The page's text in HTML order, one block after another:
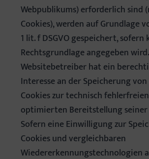
Webpublikums) erforderlich sind
Cookies), werden auf Grundlage
1 lit. f DSGVO gespeichert, sofern
Rechtsgrundlage angegeben
Websitebetreiber hat ein
Interesse an der Speicherung
Cookies zur technisch
optimierten Bereitstellung seiner
Sofern eine Einwilligung zur
Cookies und vergleichbaren
Wiedererkennungstechnologien